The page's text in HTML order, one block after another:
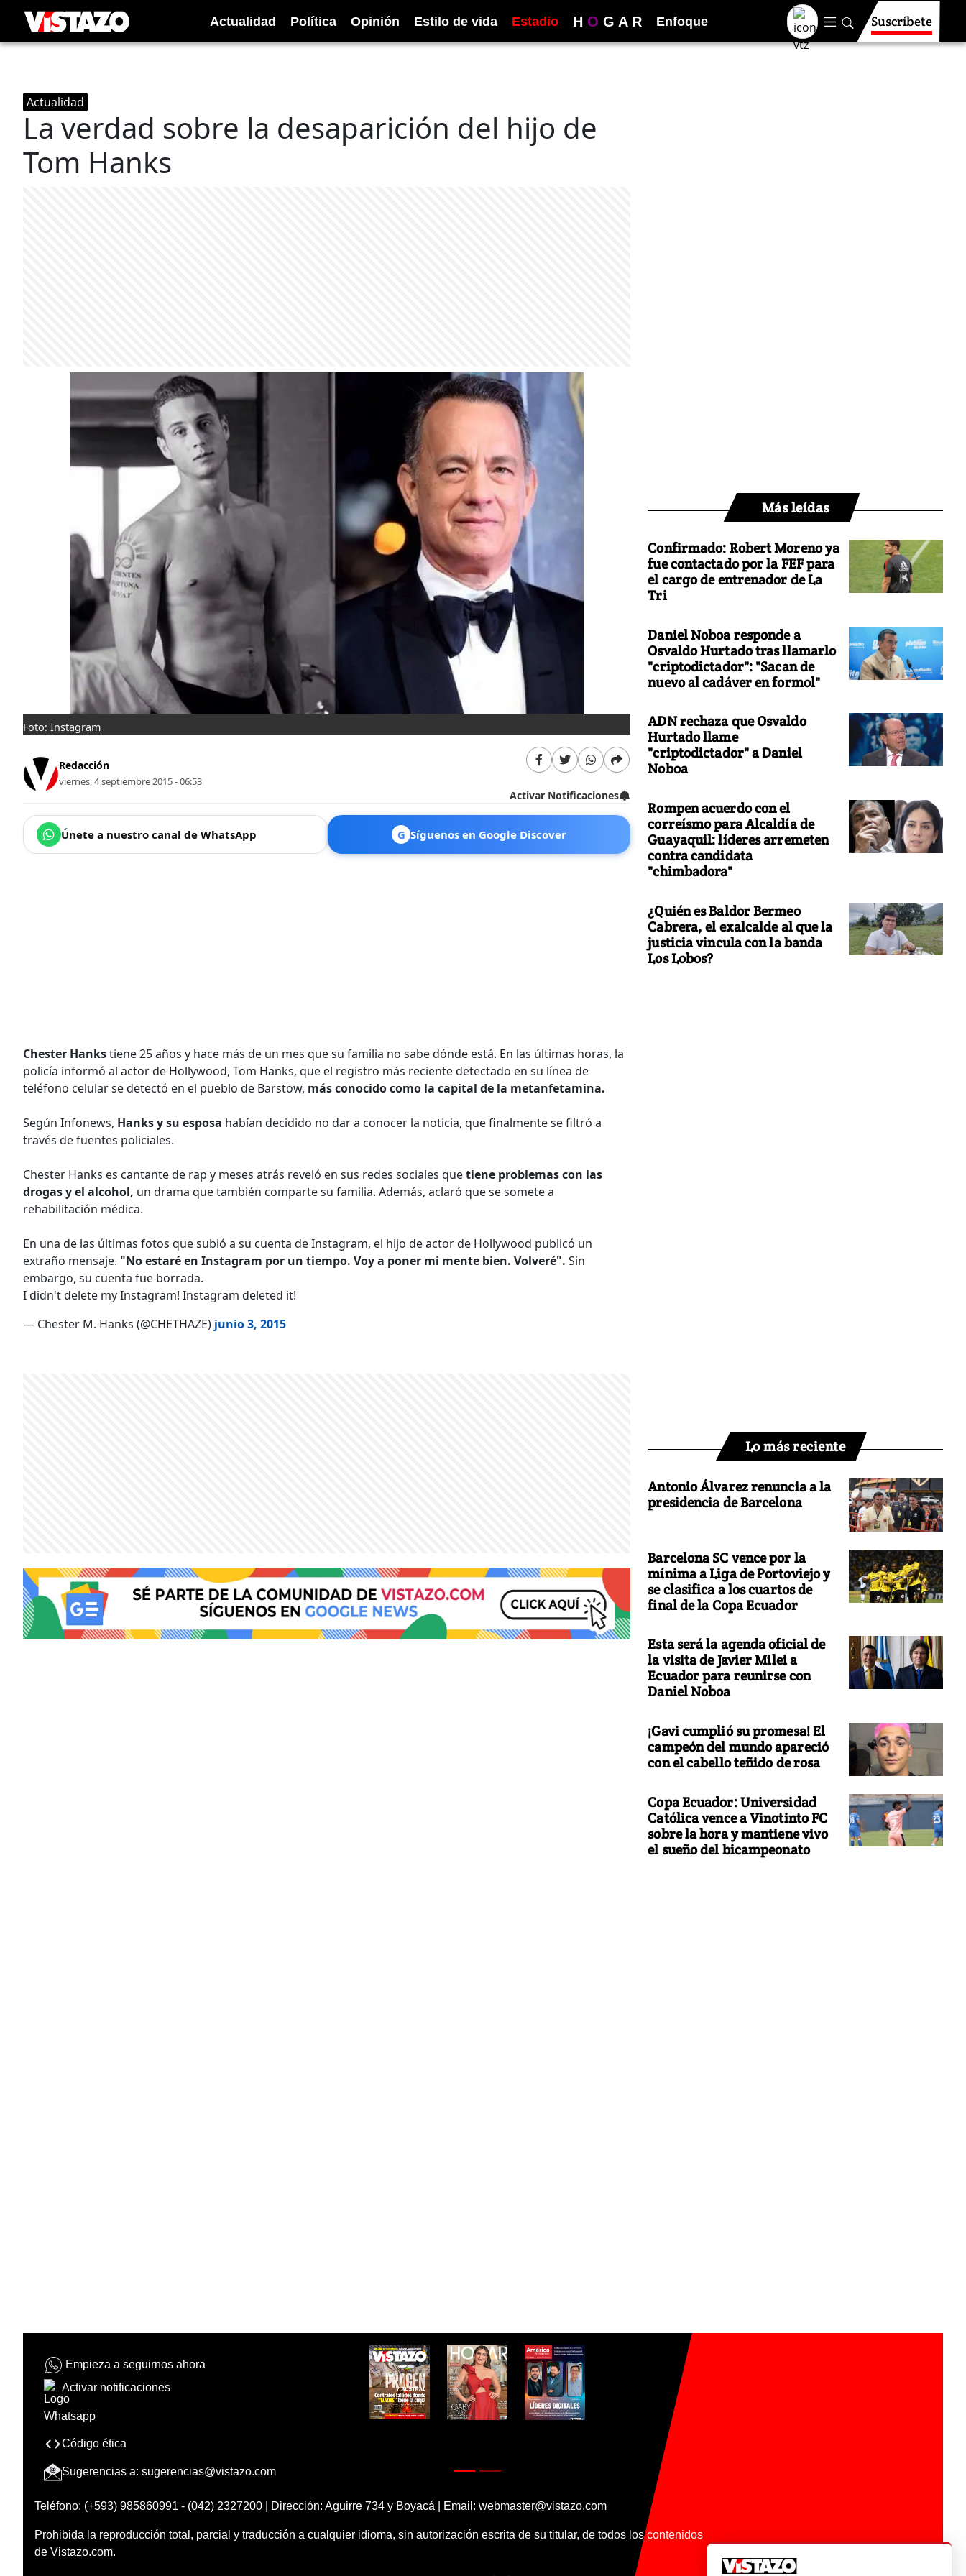
Actualidad Política Opinión Estilo de vida Estadio H O G A R Enfoque Suscríbete
Actualidad
La verdad sobre la desaparición del hijo de
Tom Hanks
Foto: Instagram
Redacción
viernes, 4 septiembre 2015 - 06:53
Activar Notificaciones
Únete a nuestro canal de WhatsApp G Síguenos en Google Discover
Chester Hankstiene 25 años y hace más de un mes que su familia no sabe dónde está. En las últimas horas, la
policía informó al actor de Hollywood, Tom Hanks, que el registro más reciente detectado en su línea de
teléfono celular se detectó en el pueblo de Barstow, más conocido como la capital de la metanfetamina.
Según Infonews, Hanks y su esposa habían decidido no dar a conocer la noticia, que finalmente se filtró a
través de fuentes policiales.
Chester Hanks es cantante de rap y meses atrás reveló en sus redes sociales quetiene problemas con las
drogas y el alcohol, un drama que también comparte su familia. Además, aclaró que se somete a
rehabilitación médica.
En una de las últimas fotos que subió a su cuenta de Instagram, el hijo de actor de Hollywood publicó un
extraño mensaje. "No estaré en Instagram por un tiempo. Voy a poner mi mente bien. Volveré". Sin
embargo, su cuenta fue borrada.
I didn't delete my Instagram! Instagram deleted it!
— Chester M. Hanks (@CHETHAZE) junio 3, 2015
Más leídas
Confirmado: Robert Moreno ya
fue contactado por la FEF para
el cargo de entrenador de La
Tri
Daniel Noboa responde a
Osvaldo Hurtado tras llamarlo
"criptodictador": "Sacan de
nuevo al cadáver en formol"
ADN rechaza que Osvaldo
Hurtado llame
"criptodictador" a Daniel
Noboa
Rompen acuerdo con el
correísmo para Alcaldía de
Guayaquil: líderes arremeten
contra candidata
"chimbadora"
¿Quién es Baldor Bermeo
Cabrera, el exalcalde al que la
justicia vincula con la banda
Los Lobos?
Lo más reciente
Antonio Álvarez renuncia a la
presidencia de Barcelona
Barcelona SC vence por la
mínima a Liga de Portoviejo y
se clasifica a los cuartos de
final de la Copa Ecuador
Esta será la agenda oficial de
la visita de Javier Milei a
Ecuador para reunirse con
Daniel Noboa
¡Gavi cumplió su promesa! El
campeón del mundo apareció
con el cabello teñido de rosa
Copa Ecuador: Universidad
Católica vence a Vinotinto FC
sobre la hora y mantiene vivo
el sueño del bicampeonato
Empieza a seguirnos ahora
Activar notificaciones
Código ética
Sugerencias a: sugerencias@vistazo.com
Teléfono: (+593) 985860991 - (042) 2327200 | Dirección: Aguirre 734 y Boyacá | Email: webmaster@vistazo.com
Prohibida la reproducción total, parcial y traducción a cualquier idioma, sin autorización escrita de su titular, de todos los contenidos
de Vistazo.com.